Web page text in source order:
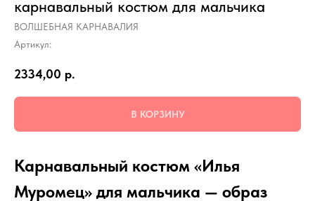
карнавальный костюм для мальчика
ВОЛШЕБНАЯ КАРНАВАЛИЯ
Артикул:
2334,00 р.
В КОРЗИНУ
Карнавальный костюм «Илья
Муромец» для мальчика — образ